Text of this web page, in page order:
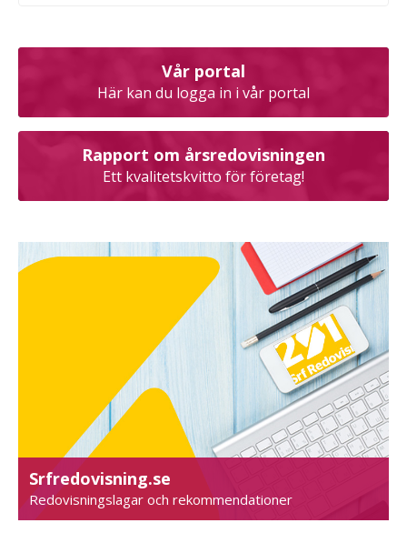
Vår portal
Här kan du logga in i vår portal
Rapport om årsredovisningen
Ett kvalitetskvitto för företag!
Srfredovisning.se
Redovisningslagar och rekommendationer